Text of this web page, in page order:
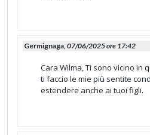
Germignaga,07/06/2025 ore 17:42
Cara Wilma, Ti sono vicino in
ti faccio le mie più sentite
estendere anche ai tuoi figli.